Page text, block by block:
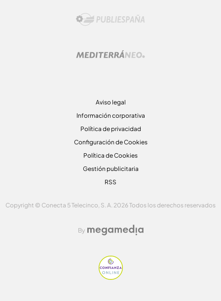
Aviso legal
Información corporativa
Política de privacidad
Configuración de Cookies
Política de Cookies
Gestión publicitaria
RSS
Copyright © Conecta 5 Telecinco, S. A. 2026 Todos los derechos reservados
By